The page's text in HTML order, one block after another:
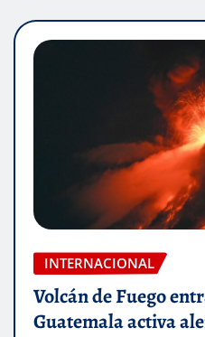
INTERNACIONAL
Volcán de Fuego
Guatemala activa